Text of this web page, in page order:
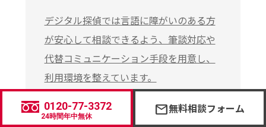
デジタル探偵では言語に障がいのある方
が安心して相談できるよう、筆談対応や
代替コミュニケーション手段を用意し、
利用環境を整えています。
0120-77-3372
24時間年中無休 mail無料相談フォーム